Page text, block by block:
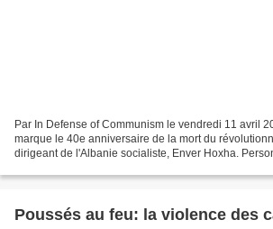
Par In Defense of Communism le vendredi 11 avril
marque le 40e anniversaire de la mort du
dirigeant de l'Albanie socialiste, Enver Hoxha.
Poussés au feu: la violence des